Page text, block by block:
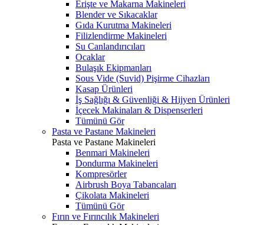
Erişte ve Makarna Makineleri
Blender ve Sıkacaklar
Gıda Kurutma Makineleri
Filizlendirme Makineleri
Su Canlandırıcıları
Ocaklar
Bulaşık Ekipmanları
Sous Vide (Suvid) Pişirme Cihazları
Kasap Ürünleri
İş Sağlığı & Güvenliği & Hijyen Ürünleri
İçecek Makinaları & Dispenserleri
Tümünü Gör
Pasta ve Pastane Makineleri
Pasta ve Pastane Makineleri
Benmari Makineleri
Dondurma Makineleri
Kompresörler
Airbrush Boya Tabancaları
Çikolata Makineleri
Tümünü Gör
Fırın ve Fırıncılık Makineleri